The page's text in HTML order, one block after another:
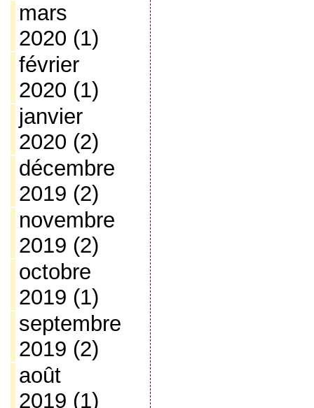
mars
2020 (1)
février
2020 (1)
janvier
2020 (2)
décembre
2019 (2)
novembre
2019 (2)
octobre
2019 (1)
septembre
2019 (2)
août
2019 (1)